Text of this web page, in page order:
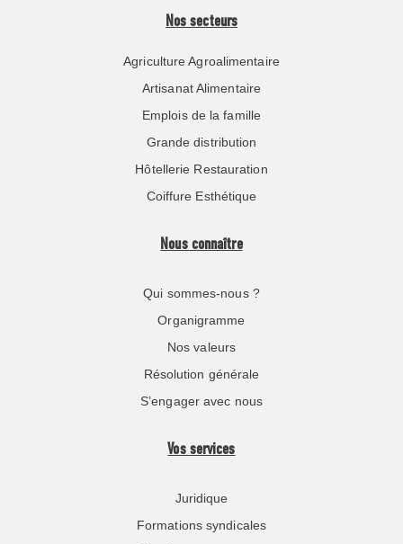
Nos secteurs
Agriculture Agroalimentaire
Artisanat Alimentaire
Emplois de la famille
Grande distribution
Hôtellerie Restauration
Coiffure Esthétique
Nous connaître
Qui sommes-nous ?
Organigramme
Nos valeurs
Résolution générale
S’engager avec nous
Vos services
Juridique
Formations syndicales